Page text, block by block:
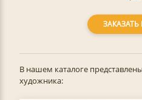
В нашем каталоге
художника: